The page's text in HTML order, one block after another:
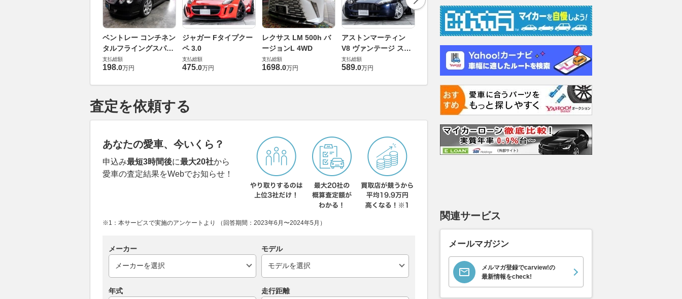
ベントレー コンチネン
タルフライングスパー
6.0 4WD
支払総額
198.0万円
ジャガー Fタイプクー
ペ 3.0
支払総額
475.0万円
レクサス LM 500h バ
ージョンL 4WD
支払総額
1698.0万円
アストンマーティン
V8 ヴァンテージ スポ
ーツシフト
支払総額
589.0万円
ロータス エヴォーラ
エヴォーラ
万円
ホンダ NSX 3.0
支払総額
898.0万円
ロールスロイス ゴース
ト ロールスロイス ゴ
ースト(第1世代 / RR4)
支払総額
905
査定を依頼する
あなたの愛車、今いくら？
申込み最短3時間後に最大20社から
愛車の査定結果をWebでお知らせ！
※1：本サービスで実施のアンケートより （回答期間：2023年6月〜2024年5月）
メーカー モデル
年式 走行距離
関連サービス
メールマガジン
メルマガ登録でcarview!の
最新情報をcheck!